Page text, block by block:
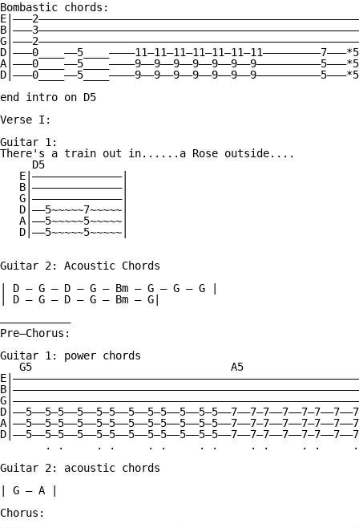
Bombastic chords:
end intro on D5
Verse I:
Guitar 1:
There's a train out in......a Rose outside....
     D5
   E|——————————————|
   B|——————————————|
   G|——————————————|
   D|——5~~~~~7~~~~~|
   A|——5~~~~~5~~~~~|
   D|——5~~~~~5~~~~~|
Guitar 2: Acoustic Chords
| D — G — D — G — Bm — G — G — G |
| D — G — D — G — Bm — G|
———————————
Pre—Chorus:
Guitar 1: power chords
   G5                               A5
. .     . .     . .     . .     . .     . .
Guitar 2: acoustic chords
| G — A |
Chorus: